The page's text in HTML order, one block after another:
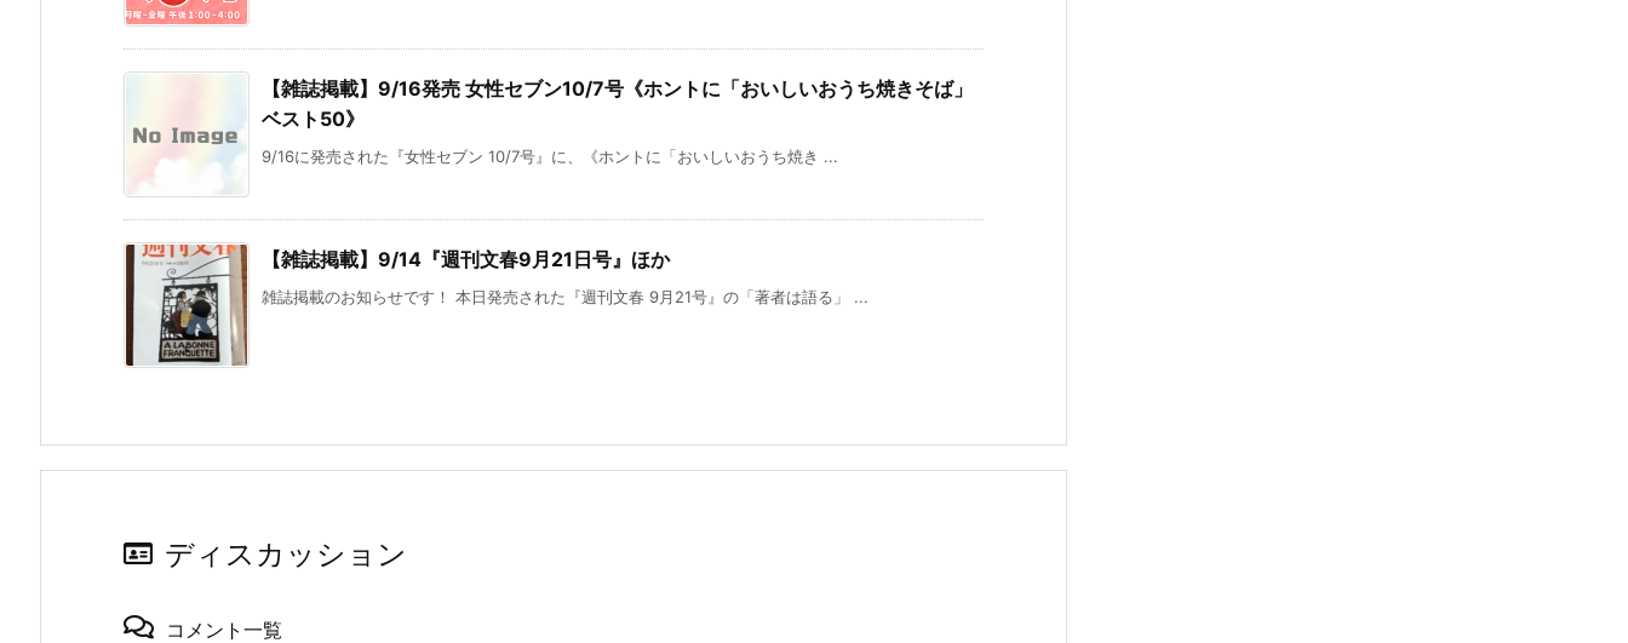
【雑誌掲載】9/16発売 女性セブン10/7号《ホントに「おいしいおうち焼きそば」
ベスト50》
9/16に発売された『女性セブン 10/7号』に、《ホントに「おいしいおうち焼き ...
【雑誌掲載】9/14『週刊文春9月21日号』ほか
雑誌掲載のお知らせです！ 本日発売された『週刊文春 9月21号』の「著者は語る」 ...
ディスカッション
コメント一覧